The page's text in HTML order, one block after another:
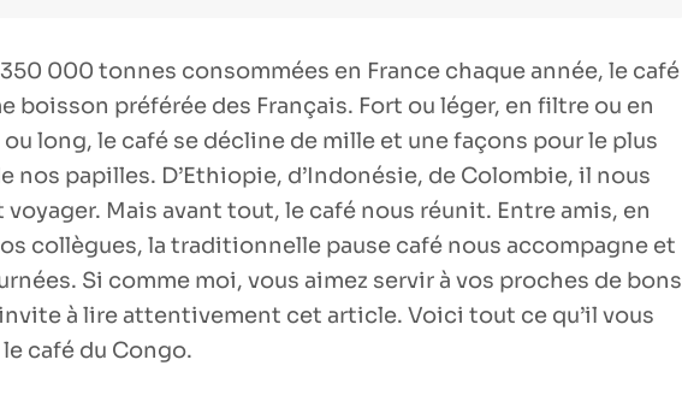
000 tonnes consommées en France chaque année, le café
boisson préférée des Français. Fort ou léger, en filtre ou en
long, le café se décline de mille et une façons pour le plus
nos papilles. D’Ethiopie, d’Indonésie, de Colombie, il nous
Mais avant tout, le café nous réunit. Entre amis, en
collègues, la traditionnelle pause café nous accompagne et
Si comme moi, vous aimez servir à vos proches de bons
à lire attentivement cet article. Voici tout ce qu’il vous
café du Congo.